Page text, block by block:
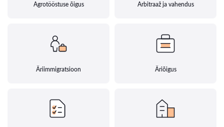
Agrotööstuse õigus Arbitraaž ja vahendus
Äriimmigratsioon Äriõigus